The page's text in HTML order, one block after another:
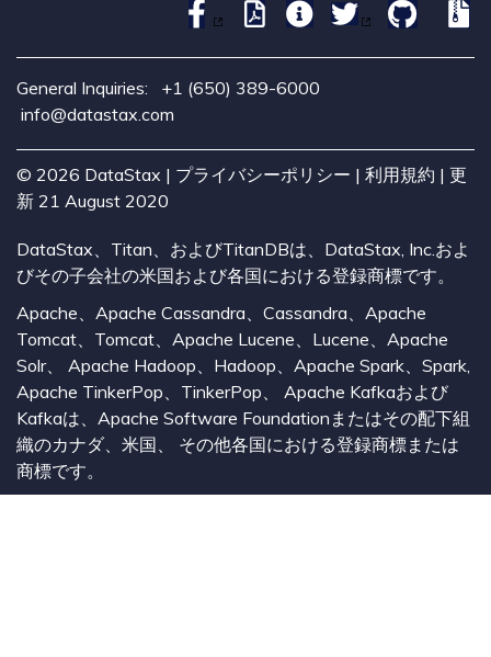
General Inquiries: +1 (650) 389-6000
info@datastax.com
© 2026 DataStax | プライバシーポリシー | 利用規約 | 更
新 21 August 2020
DataStax、Titan、およびTitanDBは、DataStax, Inc.およ
びその子会社の米国および各国における登録商標です。
Apache、Apache Cassandra、Cassandra、Apache
Tomcat、Tomcat、Apache Lucene、Lucene、Apache
Solr、 Apache Hadoop、Hadoop、Apache Spark、Spark,
Apache TinkerPop、TinkerPop、 Apache Kafkaおよび
Kafkaは、Apache Software Foundationまたはその配下組
織のカナダ、米国、 その他各国における登録商標または
商標です。